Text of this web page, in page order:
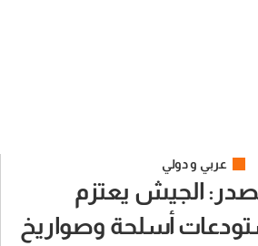
عربي و دولي
الجيش يعتزم
أسلحة وصواريخ